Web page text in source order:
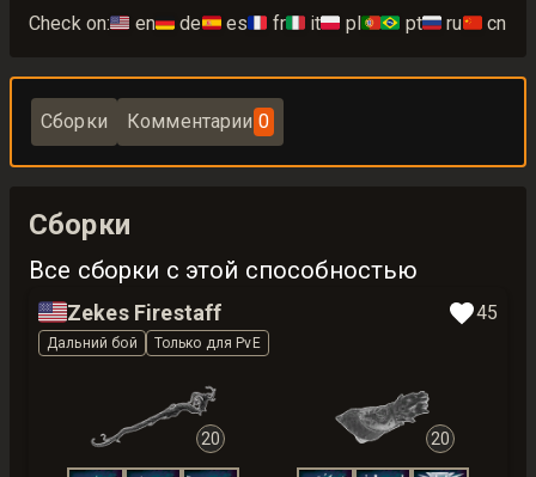
Check on:🇺🇸 en🇩🇪 de🇪🇸 es🇫🇷 fr🇮🇹 it🇵🇱 pl🇵🇹🇧🇷 pt🇷🇺 ru🇨🇳 cn
Сборки Комментарии 0
Сборки
Все сборки с этой способностью
🇺🇸Zekes Firestaff 45
Дальний бой Только для PvE
20 20